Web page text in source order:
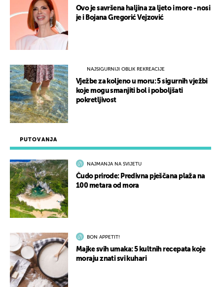
PUTOVANJA
NAJMANJA NA SVIJETU
Čudo prirode: Predivna pješčana plaža na
100 metara od mora
BON APPETIT!
Majke svih umaka: 5 kultnih recepata koje
moraju znati svi kuhari
Ovo je savršena haljina za ljeto i more - nosi
je i Bojana Gregorić Vejzović
NAJSIGURNIJI OBLIK REKREACIJE
Vježbe za koljeno u moru: 5 sigurnih vježbi
koje mogu smanjiti bol i poboljšati
pokretljivost